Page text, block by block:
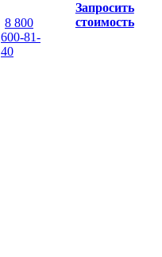
8 800
600-81-
40
Запросить
стоимость